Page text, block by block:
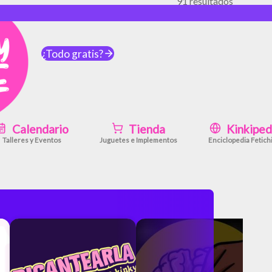
¿Todo gratis?
Calendario
Talleres y Eventos
Tienda
Juguetes e Implementos Enciclopedia